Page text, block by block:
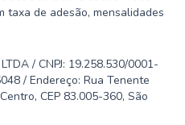
taxa de adesão, mensalidades
/ CNPJ: 19.258.530/0001-
/ Endereço: Rua Tenente
CEP 83.005-360, São